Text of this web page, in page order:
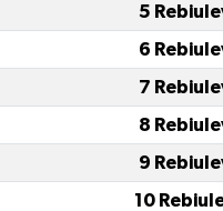
5
6
7
8
9
10